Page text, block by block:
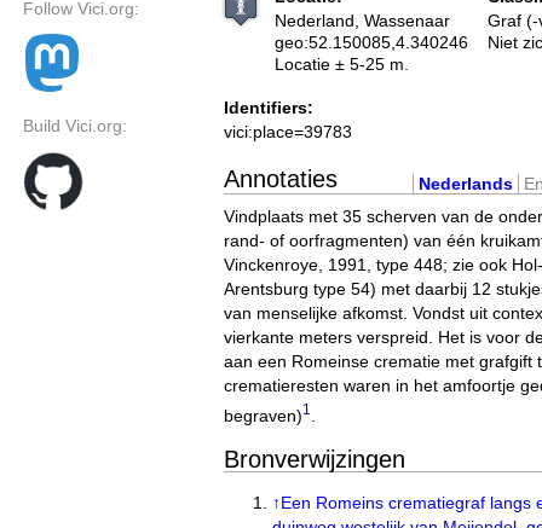
Follow Vici.org:
Build Vici.org:
Nederland, Wassenaar
geo:52.150085,4.340246
Locatie ± 5-25 m.
Graf (-
Niet
Identifiers:
vici:place=39783
Annotaties Nederlands
Vindplaats met 35 scherven van de
rand- of oorfragmenten) van één
Vinckenroye, 1991, type 448; zie ook
Arentsburg type 54) met daarbij 12
van menselijke afkomst. Vondst uit
vierkante meters verspreid. Het is voor
aan een Romeinse crematie met grafgift
crematieresten waren in het amfoortje
begraven)1
Bronverwijzingen
↑Een Romeins crematiegraf langs